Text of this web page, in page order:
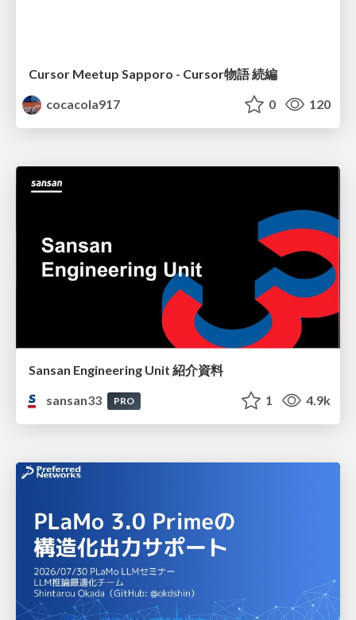
Cursor Meetup Sapporo - Cursor物語 続編
cocacola917
0 120
Sansan Engineering Unit 紹介資料
sansan33
PRO 1 4.9k